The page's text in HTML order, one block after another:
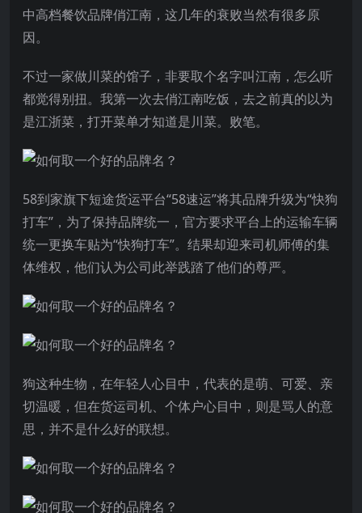
中高档餐饮品牌俏江南，这几年的衰败当然有很多原
因。
不过一家做川菜的馆子，非要取个名字叫江南，怎么听
都觉得别扭。我第一次去俏江南吃饭，去之前真的以为
是江浙菜，打开菜单才知道是川菜。败笔。
58到家旗下短途货运平台“58速运”将其品牌升级为“快狗
打车”，为了保持品牌统一，官方要求平台上的运输车辆
统一更换车贴为“快狗打车”。结果却迎来司机师傅的集
体维权，他们认为公司此举践踏了他们的尊严。
狗这种生物，在年轻人心目中，代表的是萌、可爱、亲
切温暖，但在货运司机、个体户心目中，则是骂人的意
思，并不是什么好的联想。